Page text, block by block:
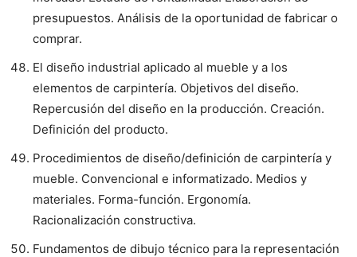
presupuestos. Análisis de la oportunidad de fabricar o
comprar.
El diseño industrial aplicado al mueble y a los
elementos de carpintería. Objetivos del diseño.
Repercusión del diseño en la producción. Creación.
Definición del producto.
Procedimientos de diseño/definición de carpintería y
mueble. Convencional e informatizado. Medios y
materiales. Forma-función. Ergonomía.
Racionalización constructiva.
Fundamentos de dibujo técnico para la representación